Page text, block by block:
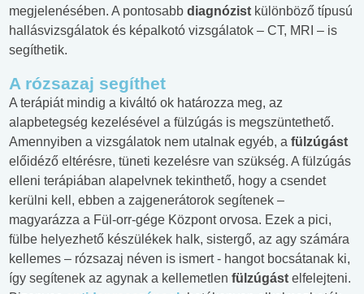
megjelenésében. A pontosabb diagnózist különböző típusú
hallásvizsgálatok és képalkotó vizsgálatok – CT, MRI – is
segíthetik.
A rózsazaj segíthet
A terápiát mindig a kiváltó ok határozza meg, az
alapbetegség kezelésével a fülzúgás is megszüntethető.
Amennyiben a vizsgálatok nem utalnak egyéb, a fülzúgást
előidéző eltérésre, tüneti kezelésre van szükség. A fülzúgás
elleni terápiában alapelvnek tekinthető, hogy a csendet
kerülni kell, ebben a zajgenerátorok segítenek –
magyarázza a Fül-orr-gége Központ orvosa. Ezek a pici,
fülbe helyezhető készülékek halk, sistergő, az agy számára
kellemes – rózsazaj néven is ismert - hangot bocsátanak ki,
így segítenek az agynak a kellemetlen fülzúgást elfelejteni.